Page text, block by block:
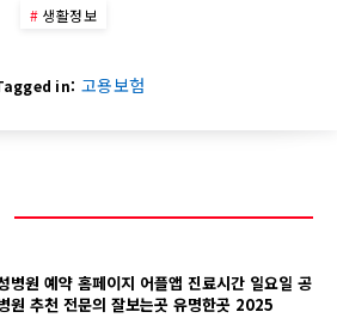
생활정보
in: 고용보험
병원 예약 홈페이지 어플앱 진료시간 일요일 공
원 추천 전문의 잘보는곳 유명한곳 2025